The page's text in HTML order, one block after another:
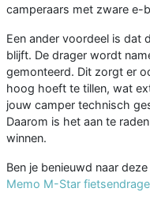
camperaars met zware e-
Een ander voordeel is dat
blijft. De drager wordt
gemonteerd. Dit zorgt er
hoog hoeft te tillen, wat
jouw camper technisch
Daarom is het aan te
winnen.
Ben je benieuwd naar
Memo M-Star